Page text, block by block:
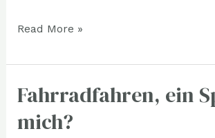
Read More »
Fahrradfahren, ein
mich?
Fahrradfahren,
Sport